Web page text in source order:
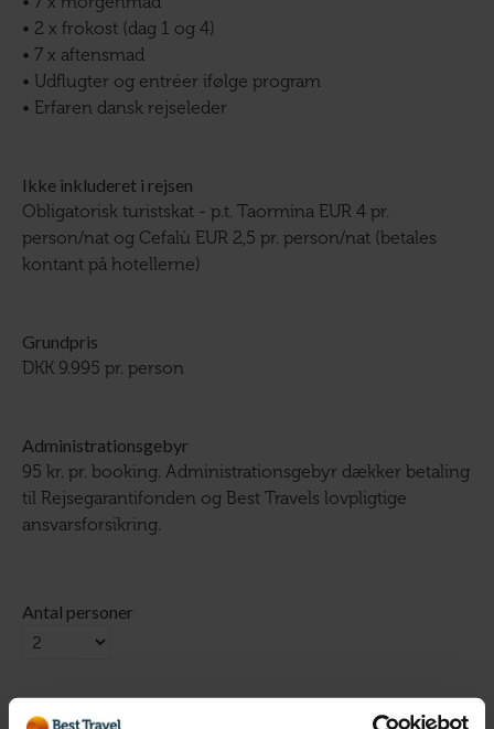
• 2 x frokost (dag 1 og 4)
• 7 x aftensmad
• Udflugter og entréer ifølge program
• Erfaren dansk rejseleder
Ikke inkluderet i rejsen
Obligatorisk turistskat - p.t. Taormina EUR 4 pr.
person/nat og Cefalù EUR 2,5 pr. person/nat (betales
kontant på hotellerne)
Grundpris
DKK 9.995 pr. person
Administrationsgebyr
95 kr. pr. booking. Administrationsgebyr dækker betaling
til Rejsegarantifonden og Best Travels lovpligtige
ansvarsforsikring.
Antal personer
Værelse